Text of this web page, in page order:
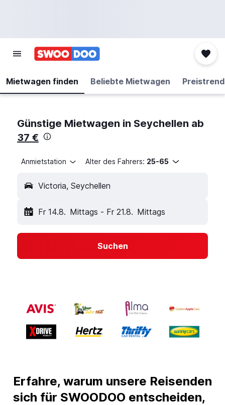
Mietwagen finden Beliebte Mietwagen
Günstige Mietwagen in Seychellen ab
37 €
Anmietstation Alter des Fahrers: 25-65
Victoria, Seychellen
Fr 14.8. Mittags - Fr 21.8. Mittags
Suchen
Erfahre, warum unsere Reisenden
sich für SWOODOO entscheiden,